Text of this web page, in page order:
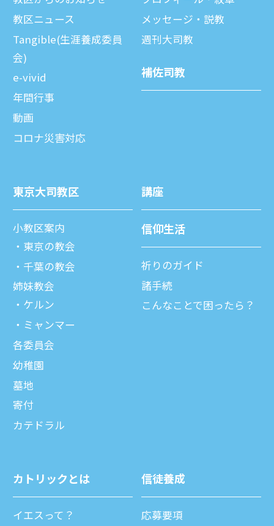
教区ニュース
Tangible(生涯養成委員
会)
e-vivid
年間⾏事
動画
コロナ災害対応
メッセージ・説教
週刊⼤司教
補佐司教
東京⼤司教区
⼩教区案内
東京の教会
千葉の教会
姉妹教会
ケルン
ミャンマー
各委員会
幼稚園
墓地
寄付
カテドラル
講座
信仰⽣活
祈りのガイド
諸⼿続
こんなことで困ったら？
カトリックとは
イエスって？
信徒養成
応募要項